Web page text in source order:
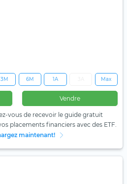
3M 6M 1A Max
Vendre
vous de recevoir le guide gratuit
placements financiers avec des ETF.
maintenant!